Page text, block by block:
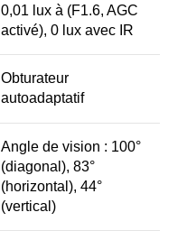
0,01 lux à (F1.6, AGC
activé), 0 lux avec IR
Obturateur
autoadaptatif
Angle de vision : 100°
(diagonal), 83°
(horizontal), 44°
(vertical)